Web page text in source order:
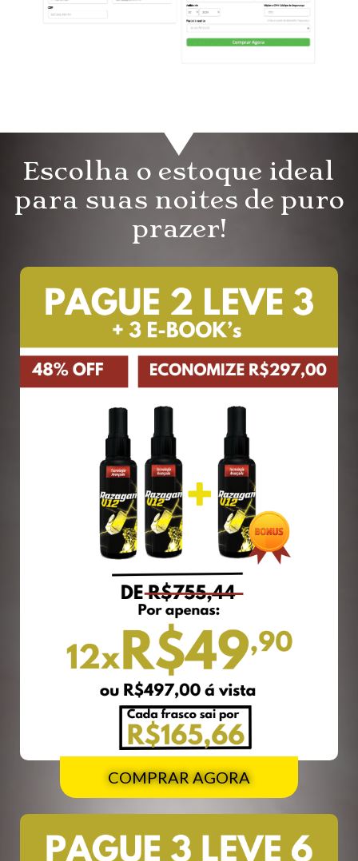
Escolha o estoque ideal
para suas noites de puro
prazer!​
COMPRAR AGORA